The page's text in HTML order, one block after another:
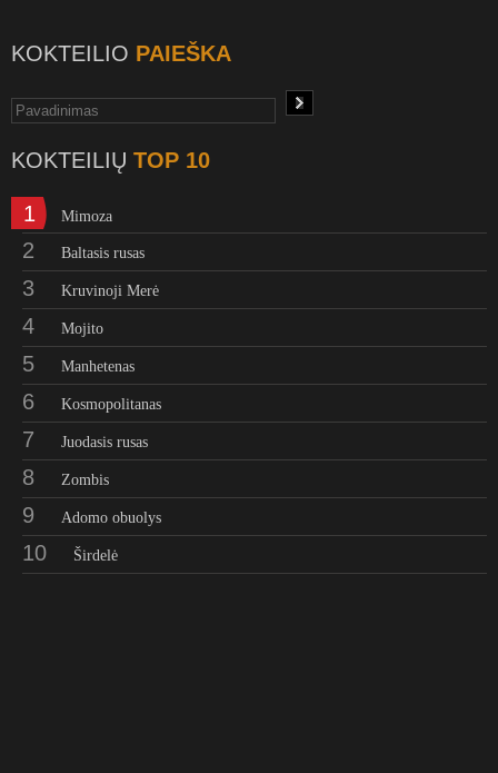
KOKTEILIO PAIEŠKA
KOKTEILIŲ TOP 10
1 Mimoza
2 Baltasis rusas
3 Kruvinoji Merė
4 Mojito
5 Manhetenas
6 Kosmopolitanas
7 Juodasis rusas
8 Zombis
9 Adomo obuolys
10 Širdelė